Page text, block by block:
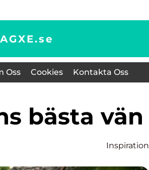
AGXE.se
Oss Cookies Kontakta Oss
bästa vän
Inspiration